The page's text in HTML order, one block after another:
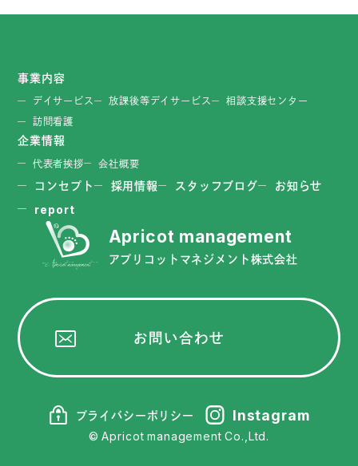
事業内容
デイサービス 放課後等デイサービス
相談支援センター
訪問看護
企業情報
代表者挨拶 会社概要
コンセプト 採用情報 スタッフブログ
お知らせ
report
アプリコットマネジメント株式会社
お問い合わせ
プライバシーポリシー Instagram
© Apricot management Co.,Ltd.